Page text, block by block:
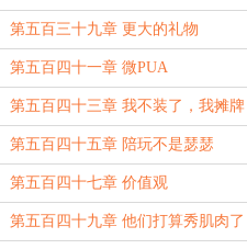
第五百三十九章 更大的礼物
第五百四十一章 微PUA
第五百四十三章 我不装了，我摊牌
了。
第五百四十五章 陪玩不是瑟瑟
第五百四十七章 价值观
第五百四十九章 他们打算秀肌肉了